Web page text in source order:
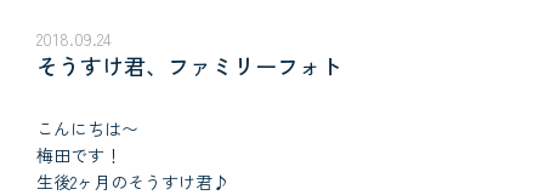
2018.09.24
そうすけ君、ファミリーフォト
こんにちは〜
梅田です！
生後2ヶ月のそうすけ君♪